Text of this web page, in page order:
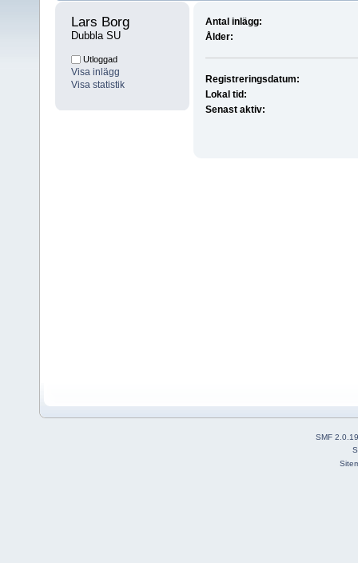
Lars Borg
Dubbla SU
Utloggad
Visa inlägg
Visa statistik
Antal inlägg:
Ålder:
Registreringsdatum:
Lokal tid:
Senast aktiv:
SMF 2.0.19